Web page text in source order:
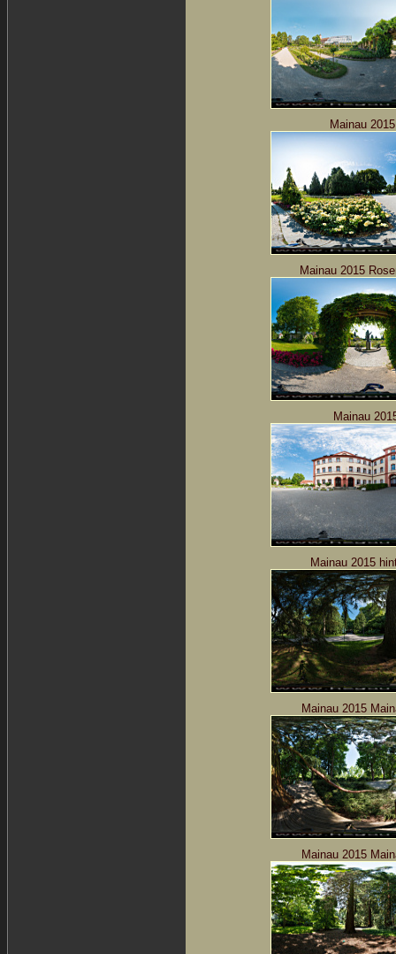
Mainau
Mainau 2015
Mainau
Mainau 2015
Mainau 2015
Mainau 2015